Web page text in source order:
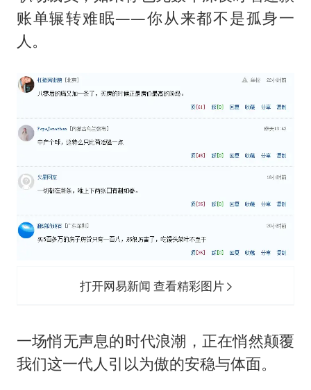
账单辗转难眠——你从来都不是孤身一
人。
打开网易新闻 查看精彩图片
一场悄无声息的时代浪潮，正在悄然颠覆
我们这一代人引以为傲的安稳与体面。